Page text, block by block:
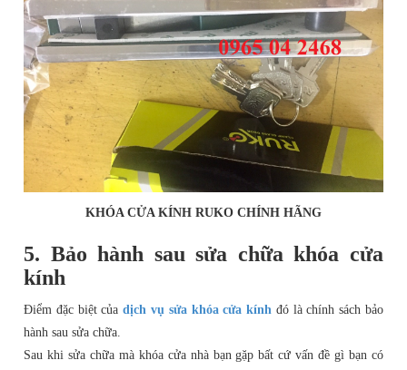
KHÓA CỬA KÍNH RUKO CHÍNH HÃNG
5. Bảo hành sau sửa chữa khóa cửa
kính
Điểm đặc biệt củadịch vụ sửa khóa cửa kính đó là chính sách bảo
hành sau sửa chữa.
Sau khi sửa chữa mà khóa cửa nhà bạn gặp bất cứ vấn đề gì bạn có